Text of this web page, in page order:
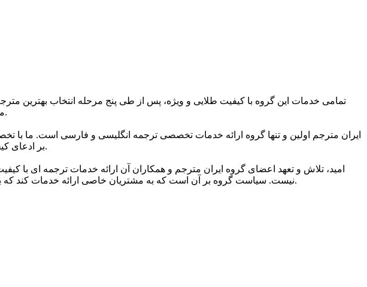
تمامی خدمات این گروه با کیفیت طلایی و ویژه، پس از طی پنج مرحله انتخاب بهترین
متن ارسالی از مراحل مذکور، تمامی خدمات ترجمه گروه تا 24 ساعت پس از اتمام ترجمه دارای گارانتی می باشند.
ایران مترجم اولین و تنها گروه ارائه خدمات تخصصی ترجمه انگلیسی و فارسی است. ما با
بر ادعای کیفیت برتر خود هستیم. ترجمه متن، ترجمه متن انگلیسی به فارسی و انواع متون مختلف اصلی ترین خدمات ماست.
امید، تلاش و تعهد اعضای گروه ایران مترجم و همکاران آن ارائه خدمات ترجمه ای با
نیست. سیاست گروه بر آن است که به مشتریان خاصی ارائه خدمات کند که به کیفیت ویژه ترجمه و شیوایی زبانی آن اهمیت می دهند و دریافت خدمات ترجمه برتر را حق مسلم خود می دانند.